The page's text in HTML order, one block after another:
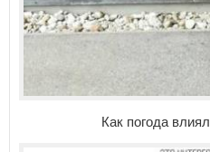
Как погода